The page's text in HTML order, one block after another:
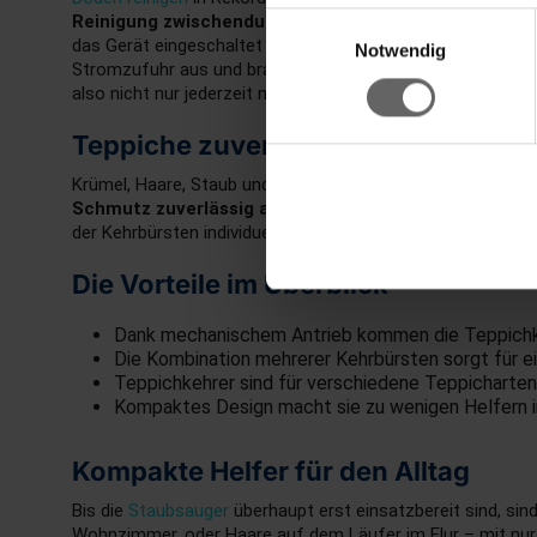
Notwendig
Reinigung zwischendurch
. Im Vergleich zu einem
das Gerät eingeschaltet werden. Dennder praktische
Stromzufuhr aus und braucht auch nicht geladen werden.
also nicht nur jederzeit nutzen, sondern
reinigt die
Teppiche zuverlässig und
Krümel, Haare, Staub und Co. auf dem Teppich? Die
Schmutz zuverlässig aufnehmen
der Kehrbürsten individuell verstellen – je nach Bedarf.
Die Vorteile im Überblick
Dank mechanischem Antrieb kommen die
Die Kombination mehrerer Kehrbürsten sorgt für
Teppichkehrer sind für verschiedene
Kompaktes Design macht sie zu wenigen Helfern
Kompakte Helfer für den Alltag
Bis die Staubsauger überhaupt erst einsatzbereit sind,